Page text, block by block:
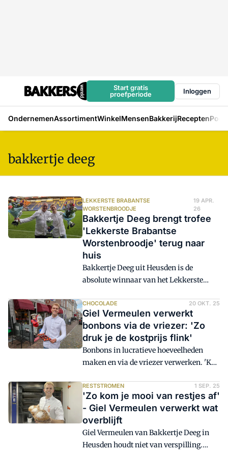
Start gratis
proefperiode
Inloggen
OndernemenAssortimentWinkelMensenBakkerijRecepten
bakkertje deeg
LEKKERSTE BRABANTSE
WORSTENBROODJE
19 APR.
26
Bakkertje Deeg brengt trofee
'Lekkerste Brabantse
Worstenbroodje' terug naar
huis
Bakkertje Deeg uit Heusden is de
absolute winnaar van het Lekkerste
de jury vrijdag 17 april bekend NAC-
stadion in Breda. Het is niet de eerste
keer dat Giel Vermeulen er met de eerste
prijs vandoor gaat.
CHOCOLADE 20 OKT. 25
Giel Vermeulen verwerkt
bonbons via de vriezer: 'Zo
druk je de kostprijs flink'
Bonbons in lucratieve hoeveelheden
maken en via de vriezer verwerken. 'Kan
Vermeulen van Bakkertje Deeg zich af.
Zoon Giel bedacht er - geïnspireerd op
een van zijn vele werkplekken - een
methode voor. 'Dan gaan we dat
proberen', sprak zijn vader.
RESTSTROMEN 1 SEP. 25
'Zo kom je mooi van restjes af'
- Giel Vermeulen verwerkt wat
overblijft
Giel Vermeulen van Bakkertje Deeg in
Heusden houdt niet van verspilling.